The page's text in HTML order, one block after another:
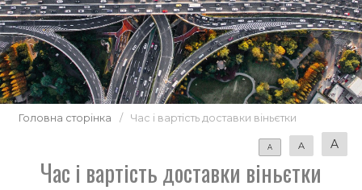
Головна сторінка / Час і вартість доставки віньєтки
A A A
Час і вартість доставки віньєтки